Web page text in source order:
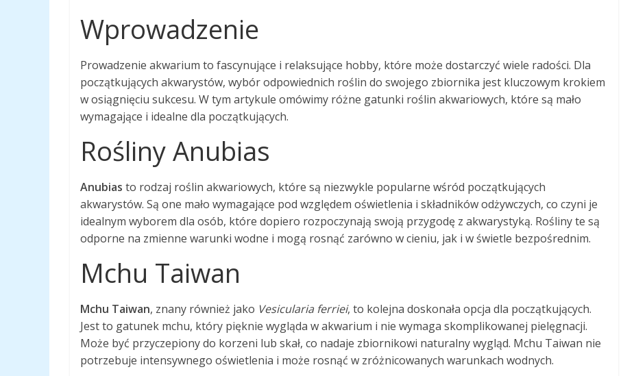
Wprowadzenie
Prowadzenie akwarium to fascynujące i relaksujące hobby, które może dostarczyć wiele radości. Dla
początkujących akwarystów, wybór odpowiednich roślin do swojego zbiornika jest kluczowym krokiem
w osiągnięciu sukcesu. W tym artykule omówimy różne gatunki roślin akwariowych, które są mało
wymagające i idealne dla początkujących.
Rośliny Anubias
Anubias to rodzaj roślin akwariowych, które są niezwykle popularne wśród początkujących
akwarystów. Są one mało wymagające pod względem oświetlenia i składników odżywczych, co czyni je
idealnym wyborem dla osób, które dopiero rozpoczynają swoją przygodę z akwarystyką. Rośliny te są
odporne na zmienne warunki wodne i mogą rosnąć zarówno w cieniu, jak i w świetle bezpośrednim.
Mchu Taiwan
Mchu Taiwan, znany również jako Vesicularia ferriei, to kolejna doskonała opcja dla początkujących.
Jest to gatunek mchu, który pięknie wygląda w akwarium i nie wymaga skomplikowanej pielęgnacji.
Może być przyczepiony do korzeni lub skał, co nadaje zbiornikowi naturalny wygląd. Mchu Taiwan nie
potrzebuje intensywnego oświetlenia i może rosnąć w zróżnicowanych warunkach wodnych.